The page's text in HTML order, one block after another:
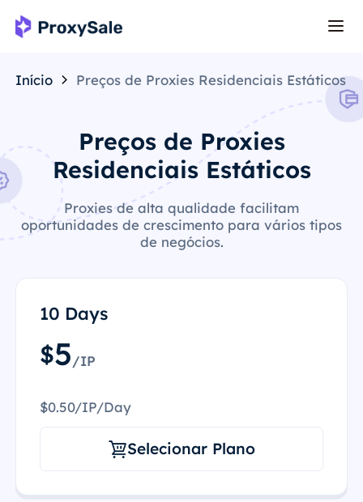
Início Preços de Proxies Residenciais Estáticos
Preços de Proxies
Residenciais Estáticos
Proxies de alta qualidade facilitam
oportunidades de crescimento para vários tipos
de negócios.
10 Days
$5/IP
$0.50/IP/Day
Selecionar Plano